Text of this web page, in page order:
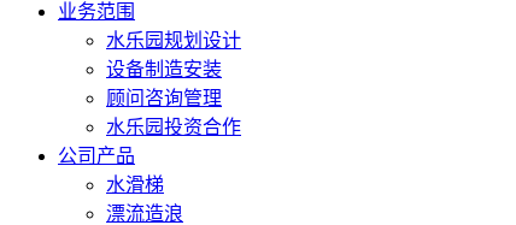
业务范围
水乐园规划设计
设备制造安装
顾问咨询管理
水乐园投资合作
公司产品
水滑梯
漂流造浪